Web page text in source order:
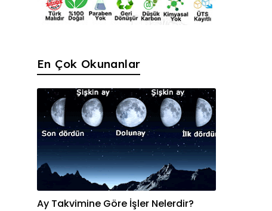
En Çok Okunanlar
Ay Takvimine Göre İşler Nelerdir?